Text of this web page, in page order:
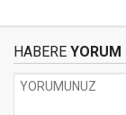
HABERE YORUM